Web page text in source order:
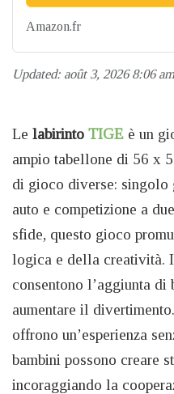
Amazon.fr
Updated: août 3, 2026 8:06 am
Le labirinto TIGE è un
ampio tabellone di 56 x
di gioco diverse: singolo
auto e competizione a
sfide, questo gioco
logica e della creatività.
consentono l’aggiunta
aumentare il
offrono un’esperienza
bambini possono creare
incoraggiando la